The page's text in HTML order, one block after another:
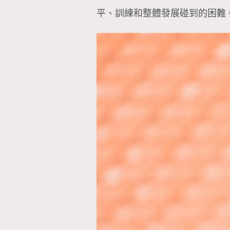
平、訓練和整體發展碰到的困難